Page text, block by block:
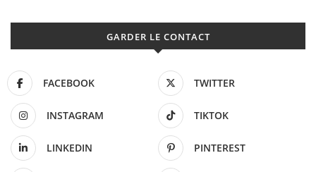
GARDER LE CONTACT
FACEBOOK TWITTER
INSTAGRAM TIKTOK
LINKEDIN PINTEREST